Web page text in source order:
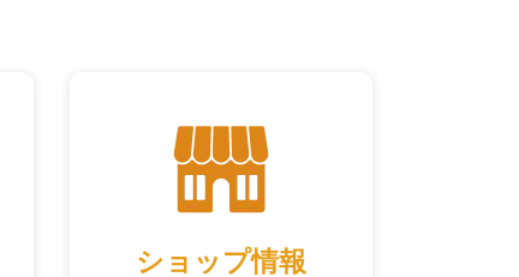
ショップ情報